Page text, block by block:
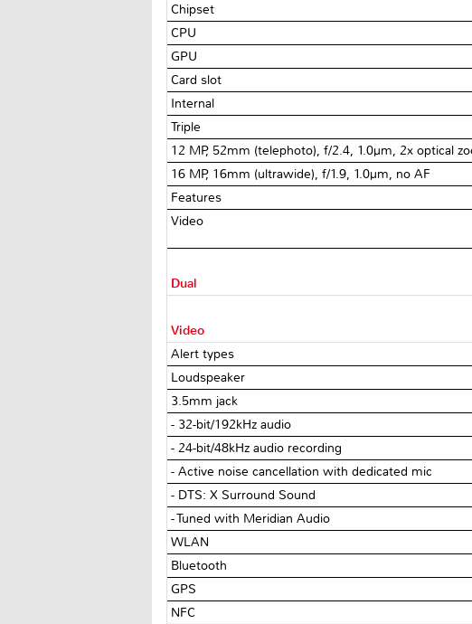
Chipset
CPU
GPU
Card slot
Internal
Triple
12 MP, 52mm (telephoto), f/2.4, 1.0µm, 2x optical
16 MP, 16mm (ultrawide), f/1.9, 1.0µm, no AF
Features
Video
Dual
Video
Alert types
Loudspeaker
3.5mm jack
- 32-bit/192kHz audio
- 24-bit/48kHz audio recording
- Active noise cancellation with dedicated mic
- DTS: X Surround Sound
- Tuned with Meridian Audio
WLAN
Bluetooth
GPS
NFC